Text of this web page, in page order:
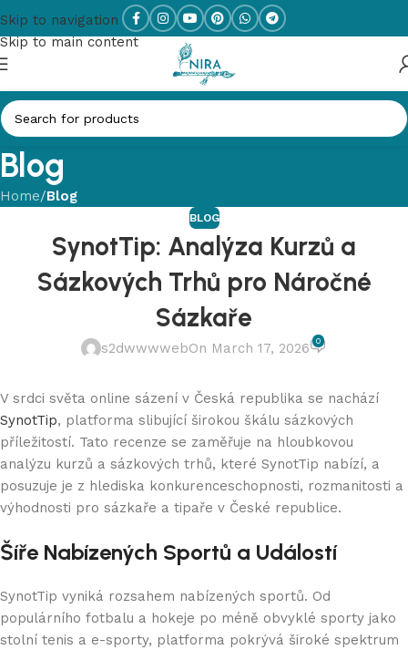
Skip to navigation
Skip to main content
Blog
Home/Blog
BLOG
SynotTip: Analýza Kurzů a
Sázkových Trhů pro Náročné
Sázkaře
s2dwwwwebOn March 17, 2026 0
V srdci světa online sázení v Česká republika se nachází
SynotTip, platforma slibující širokou škálu sázkových
příležitostí. Tato recenze se zaměřuje na hloubkovou
analýzu kurzů a sázkových trhů, které SynotTip nabízí, a
posuzuje je z hlediska konkurenceschopnosti, rozmanitosti a
výhodnosti pro sázkaře a tipaře v České republice.
Šíře Nabízených Sportů a Událostí
SynotTip vyniká rozsahem nabízených sportů. Od
populárního fotbalu a hokeje po méně obvyklé sporty jako
stolní tenis a e-sporty, platforma pokrývá široké spektrum